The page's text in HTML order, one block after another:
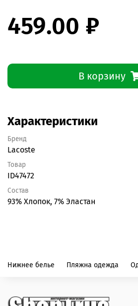
459.00 ₽
В корзину
Характеристики
Бренд
Lacoste
Товар
ID47472
Состав
93% Хлопок, 7% Эластан
Нижнее белье Пляжна одежда